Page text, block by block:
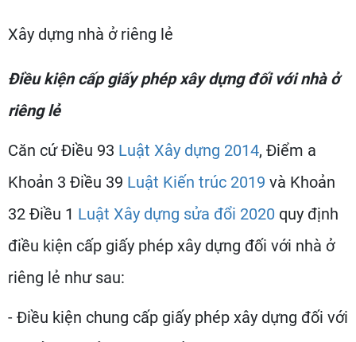
Xây dựng nhà ở riêng lẻ
Điều kiện cấp giấy phép xây dựng đối với nhà ở
riêng lẻ
Căn cứ Điều 93 Luật Xây dựng 2014, Điểm a
Khoản 3 Điều 39 Luật Kiến trúc 2019 và Khoản
32 Điều 1 Luật Xây dựng sửa đổi 2020 quy định
điều kiện cấp giấy phép xây dựng đối với nhà ở
riêng lẻ như sau:
- Điều kiện chung cấp giấy phép xây dựng đối với